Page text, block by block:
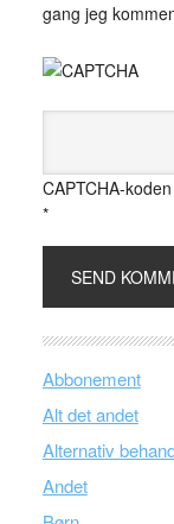
gang jeg
CAPTCHA-koden
*
Abbonement
Alt det andet
Alternativ
Andet